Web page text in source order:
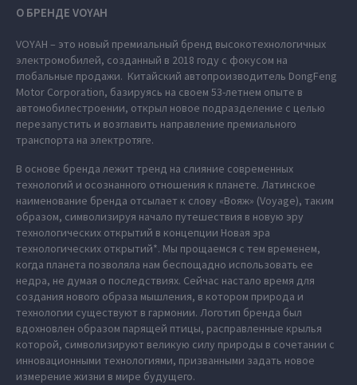
О БРЕНДЕ VOYAH
VOYAH – это новый премиальный бренд высокотехнологичных
электромобилей, созданный в 2018 году с фокусом на
глобальные продажи. Китайский автопроизводитель DongFeng
Motor Corporation, базируясь на своем 53-летнем опыте в
автомобилестроении, открыл новое подразделение с целью
перезапустить и возглавить направление премиального
транспорта на электротяге.
В основе бренда лежит тренд на слияние современных
технологий и осознанного отношения к планете. Латинское
наименование бренда отсылает к слову «Вояж» (Voyage), таким
образом, символизируя начало путешествия в новую эру
технологических открытий в концепции Новая эра
технологических открытий*. Мы прощаемся с тем временем,
когда планета позволяла нам беспощадно использовать ее
недра, не думая о последствиях. Сейчас настало время для
создания нового образа мышления, в котором природа и
технологии существуют в гармонии. Логотип бренда был
вдохновлен образом парящей птицы, расправленные крылья
которой, символизируют великую силу природы в сочетании с
инновационными технологиями, призванными задать новое
измерение жизни в мире будущего.